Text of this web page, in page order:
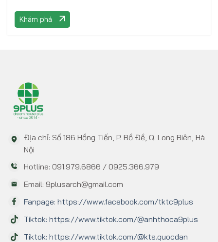
Khám phá
Địa chỉ: Số 186 Hồng Tiến, P. Bồ Đề, Q. Long Biên, Hà
Nội
Hotline: 091.979.6866 / 0925.366.979
Email: 9plusarch@gmail.com
Fanpage: https://www.facebook.com/tktc9plus
Tiktok: https://www.tiktok.com/@anhthoca9plus
Tiktok: https://www.tiktok.com/@kts.quocdan